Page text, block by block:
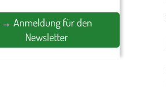
→ Anmeldung für den
Newsletter